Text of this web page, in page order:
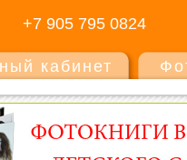
+7 905 795 0824
кабинет